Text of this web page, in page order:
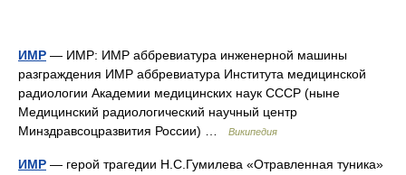
ИМР — ИМР: ИМР аббревиатура инженерной машины
разграждения ИМР аббревиатура Института медицинской
радиологии Академии медицинских наук СССР (ныне
Медицинский радиологический научный центр
Минздравсоцразвития России) …
Википедия
ИМР — герой трагедии Н.С.Гумилева «Отравленная туника»